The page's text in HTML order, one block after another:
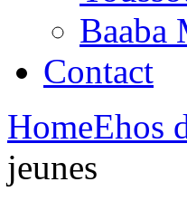
Baaba
Contact
HomeEhos
jeunes